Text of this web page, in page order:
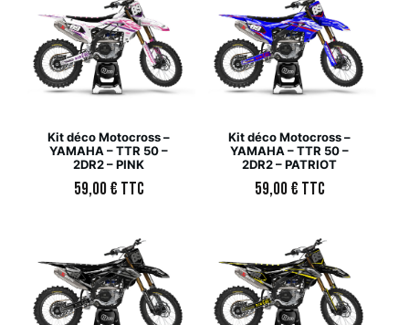
Kit déco Motocross –
YAMAHA – TTR 50 –
2DR2 – PINK
59,00€ TTC
Kit déco Motocross –
YAMAHA – TTR 50 –
2DR2 – PATRIOT
59,00€ TTC